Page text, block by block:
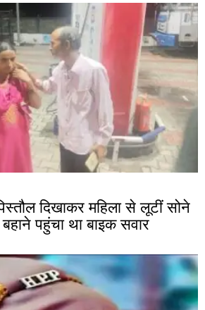
दिखाकर महिला से लूटीं सोने
पहुंचा था बाइक सवार